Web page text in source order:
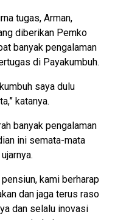
tugas, Arman,
diberikan Pemko
banyak pengalaman
di Payakumbuh.
saya dulu
katanya.
banyak pengalaman
ini semata-mata
kami berharap
dan jaga terus raso
dan selalu inovasi